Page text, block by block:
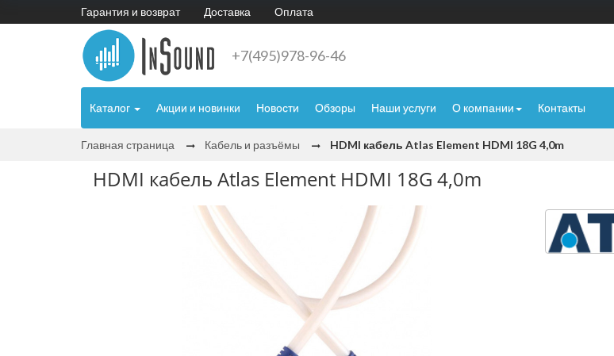
Гарантия и возврат Доставка Оплата
+7(495)978-96-46
Каталог Акции и новинки Новости Обзоры Наши услуги О компании Контакты
Главная страница Кабель и разъёмы HDMI кабель Atlas Element HDMI 18G 4,0m
HDMI кабель Atlas Element HDMI 18G 4,0m